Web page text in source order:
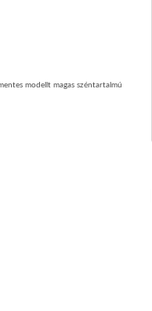
modellt magas széntartalmú